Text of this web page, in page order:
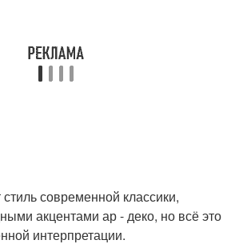
современной классики,
акцентами ар - деко, но всё это
интерпретации.